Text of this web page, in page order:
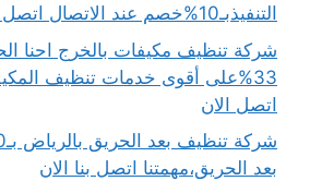
التنفيذبـ10%خصم عند الاتصال اتصل بنا الان
شركة تنظيف مكيفات بالخرج احنا
اتصل الان
بعد الحريق،مهمتنا اتصل بنا الان